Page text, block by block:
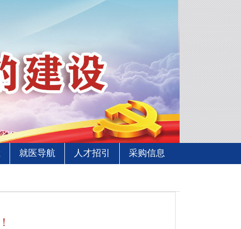
就医导航 人才招引 采购信息